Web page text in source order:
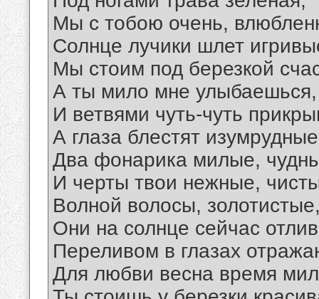
Мы с тобою очень,
Солнце лучики шлет
Мы стоим под березкой
А ты мило мне улыбаешься,
И ветвями чуть-чуть
А глаза блестят
Два фонарика милые,
И черты твои нежные,
Волной волосы,
Они на солнце сейчас
Переливом в глазах
Для любви весна время